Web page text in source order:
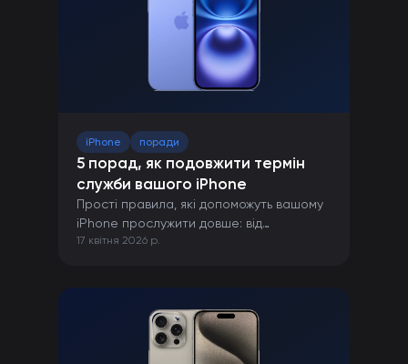
iPhone поради
5 порад, як подовжити термін
служби вашого iPhone
Прості правила, які допоможуть вашому
iPhone прослужити довше: від
правильної зарядки до захисту від
17 квітня 2026 р.